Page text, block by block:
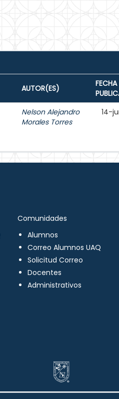
AUTOR(ES)
FECHA
Nelson Alejandro
Morales Torres
14-
Comunidades
Alumnos
Correo Alumnos UAQ
Solicitud Correo
Docentes
Administrativos